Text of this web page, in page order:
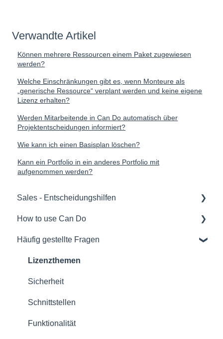
Verwandte Artikel
Können mehrere Ressourcen einem Paket zugewiesen
werden?
Welche Einschränkungen gibt es, wenn Monteure als
„generische Ressource“ verplant werden und keine eigene
Lizenz erhalten?
Werden Mitarbeitende in Can Do automatisch über
Projektentscheidungen informiert?
Wie kann ich einen Basisplan löschen?
Kann ein Portfolio in ein anderes Portfolio mit
aufgenommen werden?
Sales - Entscheidungshilfen
Softwareauswahl und Entscheidungshilfen
Rollout eines Can Do Systems
Übersichten
Verträge
Sicherheit
Referenzen
How to use Can Do
Für Administratoren/innen
Für Projektmanager/innen
Für Mitarbeiter/-innen
Für Teamleiter/innen
Für Portfoliomanager/innen
Häufig gestellte Fragen
Lizenzthemen
Sicherheit
Schnittstellen
Funktionalität